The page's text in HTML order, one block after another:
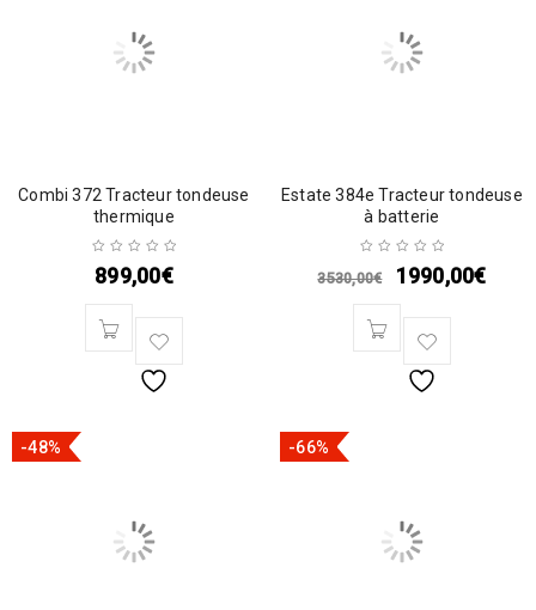
Combi 372 Tracteur tondeuse
thermique
899,00€
Estate 384e Tracteur tondeuse
à batterie
3530,00€ 1990,00€
-48% -66%